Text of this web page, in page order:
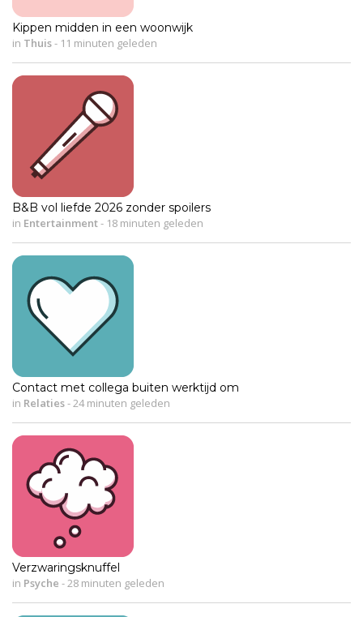
Kippen midden in een woonwijk
in Thuis- 11 minuten geleden
B&B vol liefde 2026 zonder spoilers
in Entertainment- 18 minuten geleden
Contact met collega buiten werktijd om
in Relaties- 24 minuten geleden
Verzwaringsknuffel
in Psyche - 28 minuten geleden